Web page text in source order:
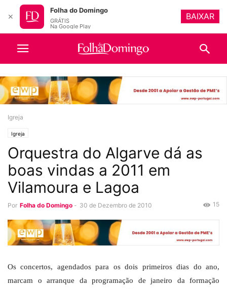
Igreja
Igreja
Orquestra do Algarve dá as
boas vindas a 2011 em
Vilamoura e Lagoa
Por Folha do Domingo - 30 de Dezembro de 2010 15
Os concertos, agendados para os dois primeiros dias do ano,
marcam o arranque da programação de janeiro da formação
✕
Folha do Domingo
GRÁTIS
Na Google Play
BAIXAR